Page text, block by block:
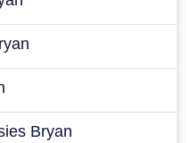
Bryan